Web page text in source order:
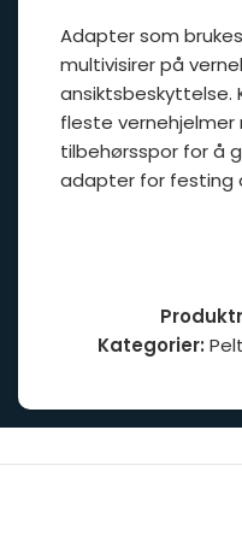
Adapter som
multivisirer på
ansiktsbeskyttelse.
fleste vernehjelmer
tilbehørsspor for å
adapter for festing
Kategorier: